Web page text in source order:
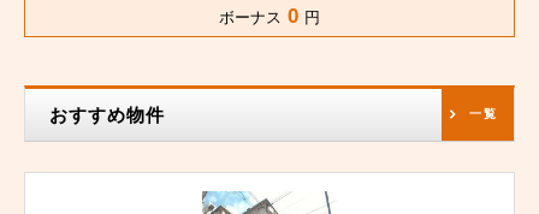
ボーナス 0 円
おすすめ物件 一覧